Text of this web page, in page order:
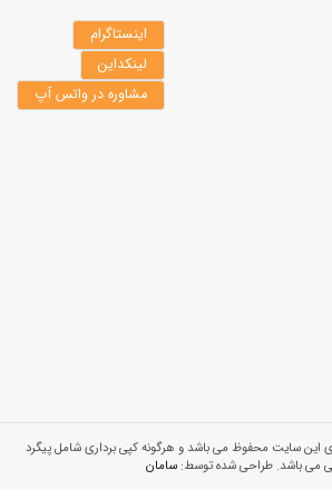
اینستاگرام
لینکداین
مشاوره در واتس آپ
این سایت محفوظ می باشد و هرگونه کپی برداری شامل پیگرد
می باشد. طراحی شده توسط:سامان